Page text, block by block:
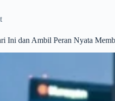
Ini dan Ambil Peran Nyata